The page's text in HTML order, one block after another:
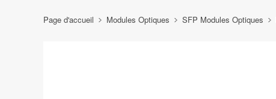
Page d'accueil Modules Optiques SFP Modules Optiques